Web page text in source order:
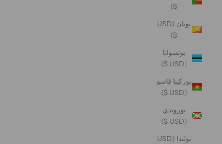
$)
بوتان (USD
$)
بوتسوانا
(USD $)
بوركينا فاسو
(USD $)
بوروندي
(USD $)
بولندا (USD